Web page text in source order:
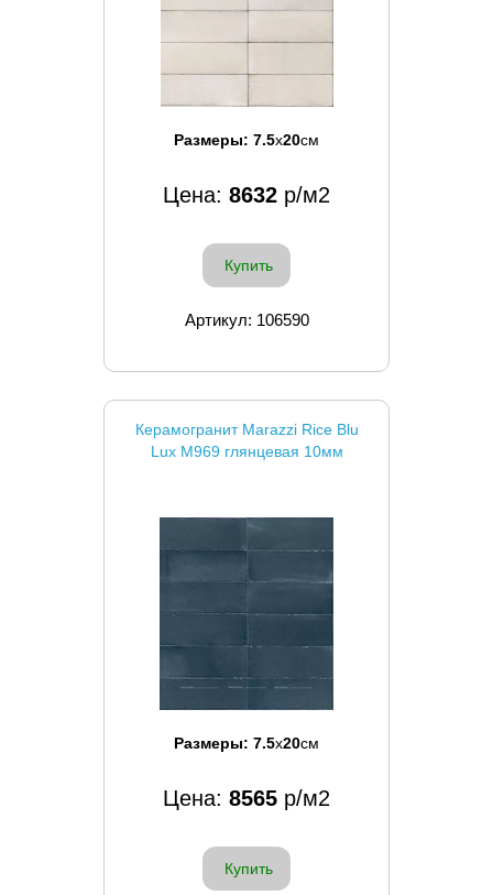
Размеры: 7.5x20см
Цена: 8632 р/м2
Купить
Артикул: 106590
Керамогранит Marazzi Rice Blu
Lux M969 глянцевая 10мм
Размеры: 7.5x20см
Цена: 8565 р/м2
Купить